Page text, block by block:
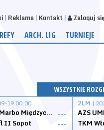
Reklama Kontakt Zaloguj się
ARCH. LIG TURNIEJE
WSZYSTKIE
19 00:00
MKS Sokół Marbo Międzychód ---
II Sopot
---
2LM |
AZS
TKM